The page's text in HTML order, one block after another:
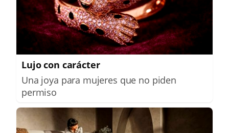
Lujo con carácter
Una joya para mujeres que no piden
permiso